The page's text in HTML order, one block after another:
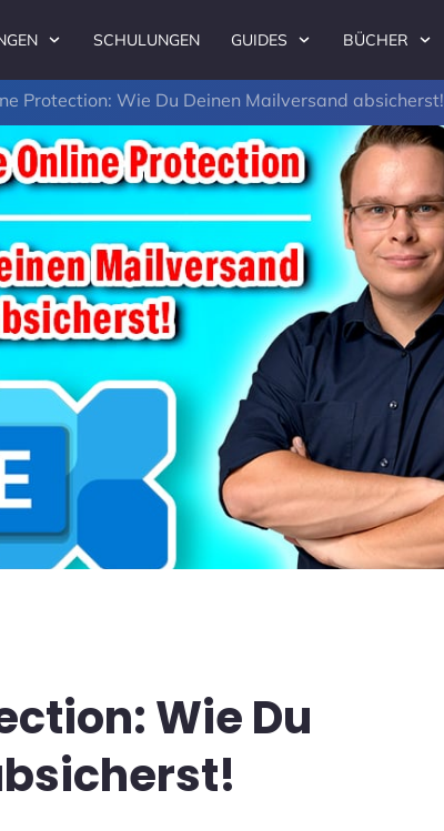
SCHULUNGEN GUIDES BÜCHER
Protection: Wie Du Deinen Mailversand absicherst!
Wie Du